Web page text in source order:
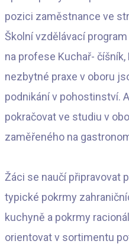
pozici zaměstnance ve
Školní vzdělávací
na profese Kuchař-
nezbytné praxe v oboru
podnikání v pohostinství.
pokračovat ve studiu v
zaměřeného na
Žáci se naučí připravovat
typické pokrmy
kuchyně a pokrmy
orientovat v sortimentu